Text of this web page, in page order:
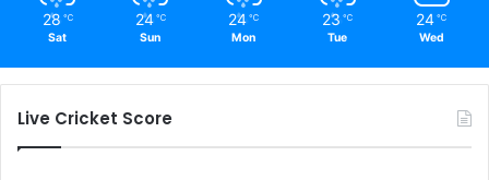
28 ℃
Sat
24 ℃
Sun
24 ℃
Mon
23 ℃
Tue
24 ℃
Wed
Live Cricket Score